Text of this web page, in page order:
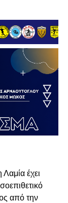
έχει
από την